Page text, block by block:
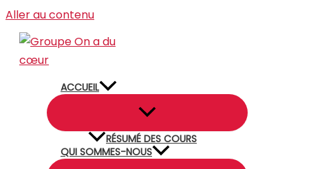
Aller au contenu
ACCUEIL
RÉSUMÉ DES COURS
QUI SOMMES-NOUS